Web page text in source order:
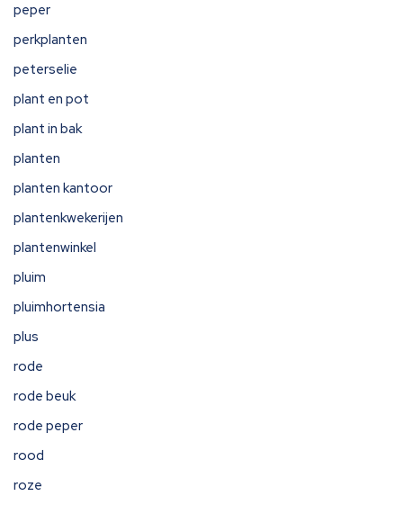
peper
perkplanten
peterselie
plant en pot
plant in bak
planten
planten kantoor
plantenkwekerijen
plantenwinkel
pluim
pluimhortensia
plus
rode
rode beuk
rode peper
rood
roze